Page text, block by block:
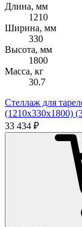
Длина, мм
1210
Ширина, мм
330
Высота, мм
1800
Масса, кг
30.7
Стеллаж для
(1210х330х1800)
33 434 ₽